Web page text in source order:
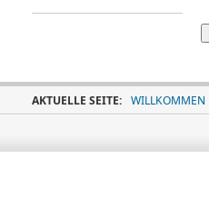
AKTUELLE SEITE: WILLKOMMEN